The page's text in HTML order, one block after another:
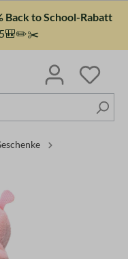
Back to School-Rabatt